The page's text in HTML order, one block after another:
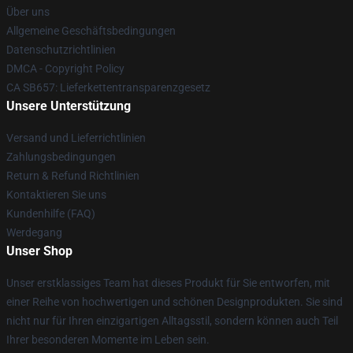
Über uns
Allgemeine Geschäftsbedingungen
Datenschutzrichtlinien
DMCA - Copyright Policy
CA SB657: Lieferkettentransparenzgesetz
Unsere Unterstützung
Versand und Lieferrichtlinien
Zahlungsbedingungen
Return & Refund Richtlinien
Kontaktieren Sie uns
Kundenhilfe (FAQ)
Werdegang
Unser Shop
Unser erstklassiges Team hat dieses Produkt für Sie entworfen, mit
einer Reihe von hochwertigen und schönen Designprodukten. Sie sind
nicht nur für Ihren einzigartigen Alltagsstil, sondern können auch Teil
Ihrer besonderen Momente im Leben sein.